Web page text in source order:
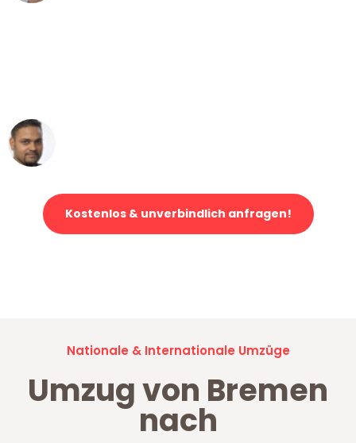
Kostenlos & unverbindlich anfragen!
Nationale & Internationale Umzüge
Umzug von Bremen
nach